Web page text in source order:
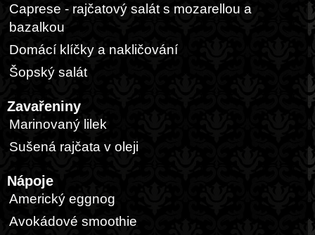
Caprese - rajčatový salát s mozarellou a
bazalkou
Domácí klíčky a nakličování
Šopský salát
Zavařeniny
Marinovaný lilek
Sušená rajčata v oleji
Nápoje
Americký eggnog
Avokádové smoothie